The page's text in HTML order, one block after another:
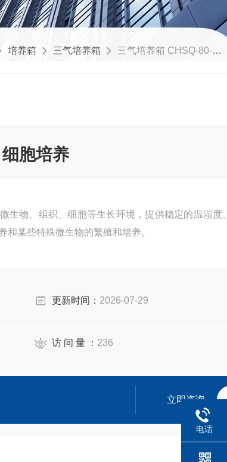
培养箱 三气培养箱 三气培养箱 CHSQ-80-III 细胞培养
胞培养
生物、组织、细胞等生长环境，提供稳定的温湿度
某些特殊微生物的繁殖和培养。
更新时间： 2026-07-29
访 问 量 ： 236
立即咨询
电话